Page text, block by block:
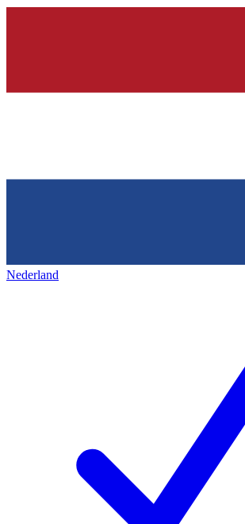
Nederland